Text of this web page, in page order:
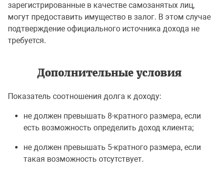
зарегистрированные в качестве самозанятых лиц,
могут предоставить имущество в залог. В этом случае
подтверждение официального источника дохода не
требуется.
Дополнительные условия
Показатель соотношения долга к доходу:
не должен превышать 8-кратного размера, если
есть возможность определить доход клиента;
не должен превышать 5-кратного размера, если
такая возможность отсутствует.